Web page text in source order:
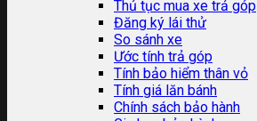
Thủ tục mua xe trả góp
Đăng ký lái thử
So sánh xe
Ước tính trả góp
Tính bảo hiểm thân vỏ
Tính giá lăn bánh
Chính sách bảo hành